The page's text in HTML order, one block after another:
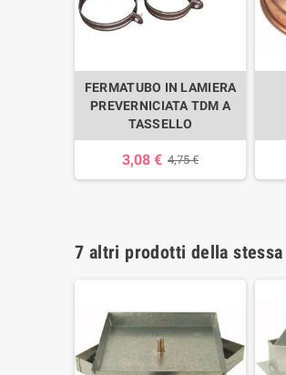
FERMATUBO IN LAMIERA
PREVERNICIATA TDM A
TASSELLO
3,08 € 4,75 €
7 altri prodotti della